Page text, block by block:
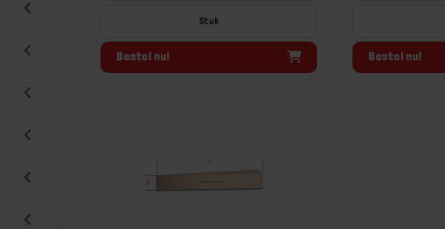
Stuk
Bestel nu! Bestel nu!